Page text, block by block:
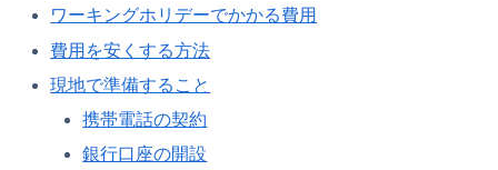
ワーキングホリデーでかかる費用
費用を安くする方法
現地で準備すること
携帯電話の契約
銀行口座の開設